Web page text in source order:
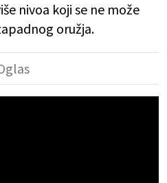
nivoa koji se ne može
oružja.